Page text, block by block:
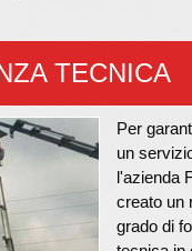
TECNICA
Per
un
l'azienda
creato un
grado di